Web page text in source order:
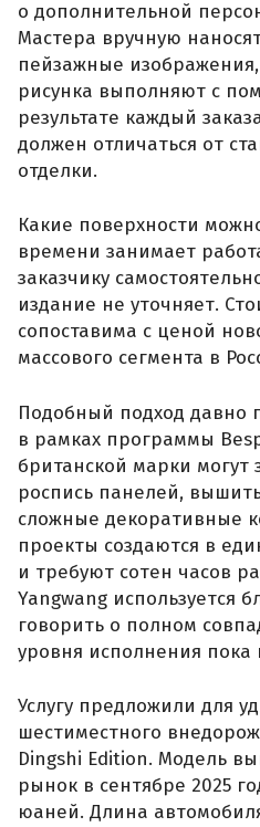
о дополнительной
Мастера вручную
пейзажные
рисунка выполняют с
результате каждый
должен отличаться от
отделки.
Какие поверхности
времени занимает
заказчику
издание не уточняет.
сопоставима с ценой
массового сегмента в
Подобный подход давно
в рамках программы
британской марки могут
роспись панелей,
сложные декоративные
проекты создаются в
и требуют сотен часов
Yangwang используется
говорить о полном
уровня исполнения пока
Услугу предложили для
шестиместного
Dingshi Edition. Модель
рынок в сентябре 2025
юаней. Длина